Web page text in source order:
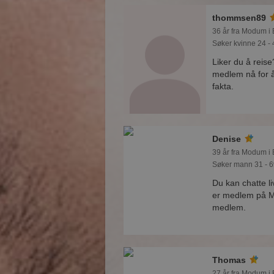
thommsen89
36 år fra Modum i
Søker kvinne 24 -
Liker du å
medlem nå for
fakta.
Denise
39 år fra Modum i
Søker mann 31 -
Du kan chatte
er medlem på
medlem.
Thomas